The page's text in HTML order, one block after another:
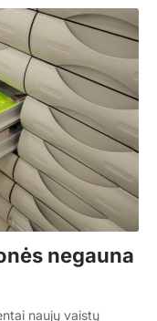
negauna
naujų vaistų